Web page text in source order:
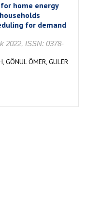
home energy
for demand
2022, ISSN: 0378-
GÖNÜL ÖMER, GÜLER